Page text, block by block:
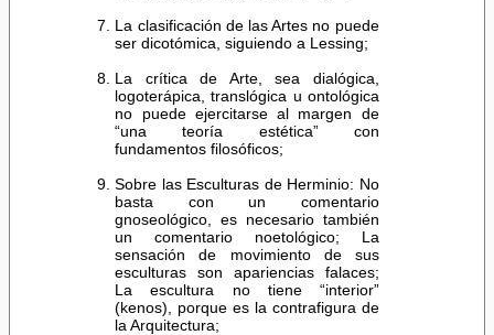
La clasificación de las Artes no puede
ser dicotómica, siguiendo a Lessing;
La crítica de Arte, sea dialógica,
logoterápica, translógica u ontológica
no puede ejercitarse al margen de
“una teoría estética” con
fundamentos filosóficos;
Sobre las Esculturas de Herminio: No
basta con un comentario
gnoseológico, es necesario también
un comentario noetológico; La
sensación de movimiento de sus
esculturas son apariencias falaces;
La escultura no tiene “interior”
(kenos), porque es la contrafigura de
la Arquitectura;